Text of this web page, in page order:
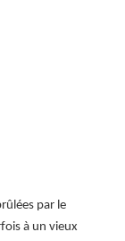
par le
à un vieux